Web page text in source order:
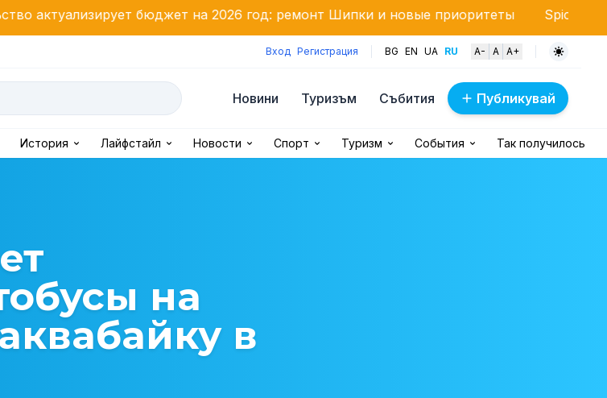
бюджет на 2026 год: ремонт Шипки и новые приоритеты Spice Music Festival 2026
Вход Регистрация BG EN UA RU A- A A+
Новини Туризъм Събития Публикувай
История Лайфстайл Новости Спорт Туризм События Так получилось
на
в